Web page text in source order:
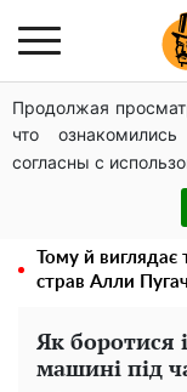
Продолжая
что
согласны с
Дрони із
мільйони
Естонії
Повністю гола
таких розмірів
Тому й
страв Алли
Як боротися
машині під